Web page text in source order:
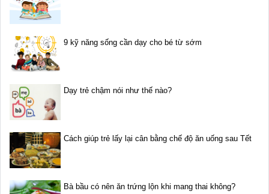
9 kỹ năng sống cần dạy cho bé từ sớm
Dạy trẻ chậm nói như thế nào?
Cách giúp trẻ lấy lại cân bằng chế độ ăn uống sau Tết
Bà bầu có nên ăn trứng lộn khi mang thai không?